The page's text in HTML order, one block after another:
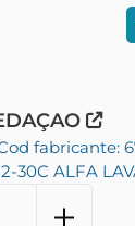
fabricante:
30C ALFA